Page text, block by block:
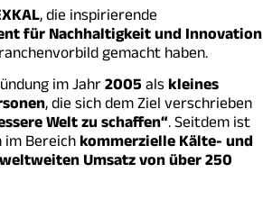
, die inspirierende
für Nachhaltigkeit und Innovation
gemacht haben.
im Jahr2005alskleines
, die sich dem Ziel verschrieben
Welt zu schaffen“. Seitdem ist
Bereichkommerzielle Kälte- und
Umsatz von über 250